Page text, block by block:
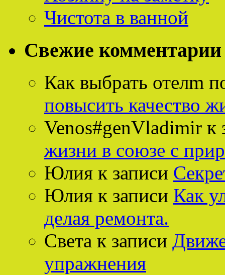
Чистота в ванной
Свежие комментарии
Как выбрать отелm
повысить качество
Venos#genVladimir к
жизни в союзе с
Юлия к записи
Юлия к записи Как
делая ремонта.
Света к записи
упражнения